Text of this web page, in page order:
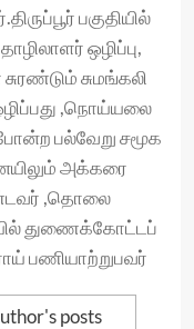
பகுதியில்
ஒழிப்பு,
சுமங்கலி
,நொய்யலை
பல்வேறு சமூக
அக்கரை
,தொலை
துணைக்கோட்டப்
பணியாற்றுபவர்
posts